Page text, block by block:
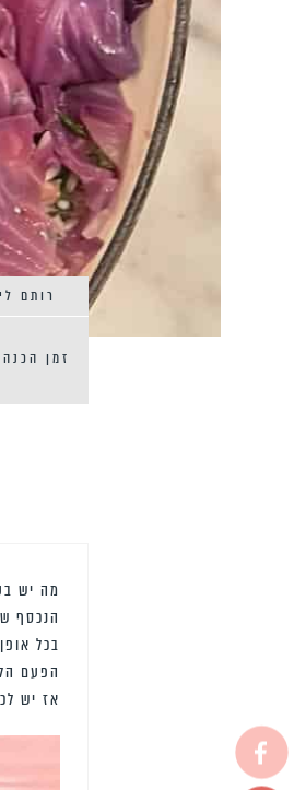
רותם
זמן
מה יש
הנכסף
בכל
הפעם
אז יש